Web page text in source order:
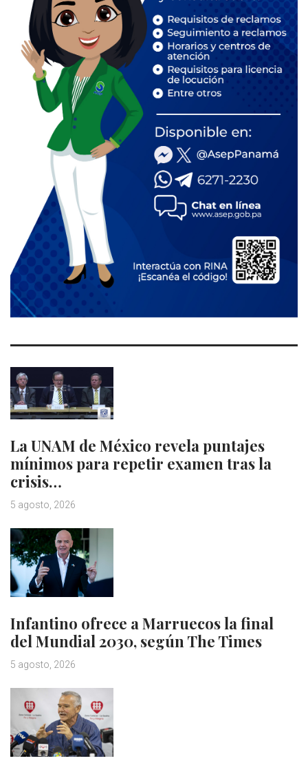
La UNAM de México revela puntajes
mínimos para repetir examen tras la
crisis…
5 agosto, 2026
Infantino ofrece a Marruecos la final
del Mundial 2030, según The Times
5 agosto, 2026